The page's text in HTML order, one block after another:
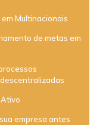
Multinacionais
de metas em
empresa antes